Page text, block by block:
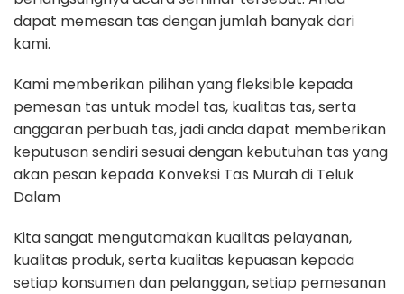
dapat memesan tas dengan jumlah banyak dari
kami.
Kami memberikan pilihan yang fleksible kepada
pemesan tas untuk model tas, kualitas tas, serta
anggaran perbuah tas, jadi anda dapat memberikan
keputusan sendiri sesuai dengan kebutuhan tas yang
akan pesan kepada Konveksi Tas Murah di Teluk
Dalam
Kita sangat mengutamakan kualitas pelayanan,
kualitas produk, serta kualitas kepuasan kepada
setiap konsumen dan pelanggan, setiap pemesanan